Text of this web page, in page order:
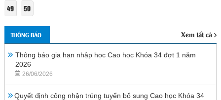
49
50
THÔNG BÁO Xem tất cả
Thông báo gia hạn nhập học Cao học Khóa 34 đợt 1 năm
2026
26/06/2026
Quyết định công nhận trúng tuyển bổ sung Cao học Khóa 34